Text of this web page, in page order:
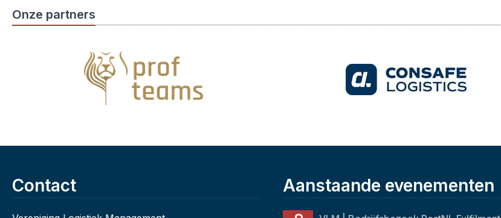
Onze partners
Contact
Aanstaande evenementen